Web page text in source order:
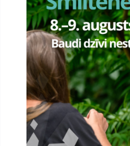
Statistikas sīkdatnes
lai uzlabotu vietnes
pakalpojumus)
Statistikas sīkdatnes
lai uzlabotu vietnes
pakalpojumus)
Statistikas sīkdatnes
lai uzlabotu vietnes